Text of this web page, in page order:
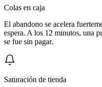
Colas en caja
El abandono se acelera
espera. A los 12 minutos, una
se fue sin pagar.
Saturación de tienda